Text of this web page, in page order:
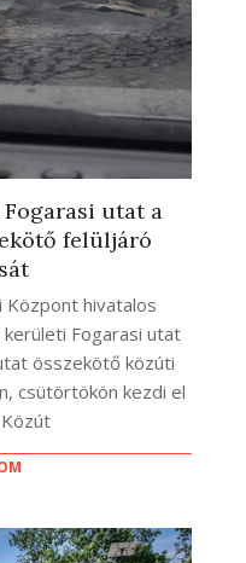
utat a
felüljáró
Központ hivatalos
Fogarasi utat
összekötő közúti
csütörtökön kezdi el